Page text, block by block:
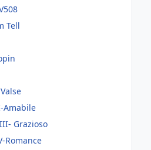
Tell
Amabile
Grazioso
Romance